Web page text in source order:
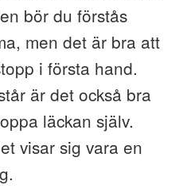
bör du förstås
men det är bra att
i första hand.
är det också bra
läckan själv.
visar sig vara en